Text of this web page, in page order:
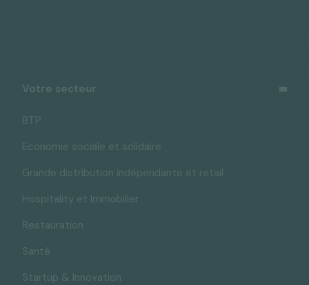
Votre secteur
BTP
Economie sociale et solidaire
Grande distribution indépendante et retail
Hospitality et Immobilier
Restauration
Santé
Startup & Innovation